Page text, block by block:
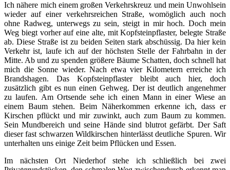
Ich nähere mich einem großen Verkehrskreuz und mein Unwohlsein
wieder auf einer verkehrsreichen Straße, womöglich auch noch
ohne Radweg, unterwegs zu sein, steigt in mir hoch. Doch mein
Weg biegt vorher auf eine alte, mit Kopfsteinpflaster, belegte Straße
ab. Diese Straße ist zu beiden Seiten stark abschüssig. Da hier kein
Verkehr ist, laufe ich auf der höchsten Stelle der Fahrbahn in der
Mitte. Ab und zu spenden größere Bäume Schatten, doch schnell hat
mich die Sonne wieder. Nach etwa vier Kilometern erreiche ich
Brandshagen. Das Kopfsteinpflaster bleibt auch hier, doch
zusätzlich gibt es nun einen Gehweg. Der ist deutlich angenehmer
zu laufen. Am Ortsende sehe ich einen Mann in einer Wiese an
einem Baum stehen. Beim Näherkommen erkenne ich, dass er
Kirschen pflückt und mir zuwinkt, auch zum Baum zu kommen.
Sein Mundbereich und seine Hände sind blutrot gefärbt. Der Saft
dieser fast schwarzen Wildkirschen hinterlässt deutliche Spuren. Wir
unterhalten uns einige Zeit beim Pflücken und Essen.
Im nächsten Ort Niederhof stehe ich schließlich bei zwei